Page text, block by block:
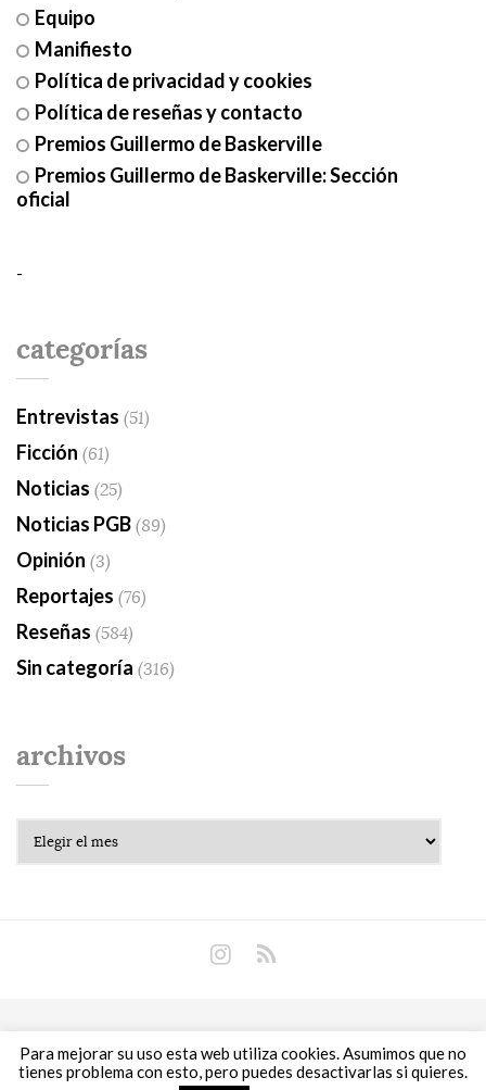
Equipo
Manifiesto
Política de privacidad y cookies
Política de reseñas y contacto
Premios Guillermo de Baskerville
Premios Guillermo de Baskerville: Sección
oficial
-
categorías
Entrevistas (51)
Ficción (61)
Noticias (25)
Noticias PGB(89)
Opinión (3)
Reportajes (76)
Reseñas (584)
Sin categoría (316)
archivos
Copyright © 2018 Libros Prohibidos •
Política de
privacidad
Para mejorar su uso esta web utiliza cookies. Asumimos que no
tienes problema con esto, pero puedes desactivarlas si quieres.